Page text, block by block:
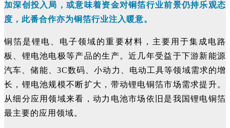
加深创投入局，或意味着资金对铜箔行业前景仍持乐观态
度，此番合作亦为铜箔行业注入暖意。
铜箔是锂电、电子领域的重要材料，主要用于集成电路
板、锂电池电极等产品的生产。近几年受益于下游新能源
汽车、储能、3C数码、小动力、电动工具等领域需求的增
长，锂电池规模不断扩大，带动锂电铜箔市场需求提升。
从细分应用领域来看，动力电池市场依旧是我国锂电铜箔
最主要的应用领域。